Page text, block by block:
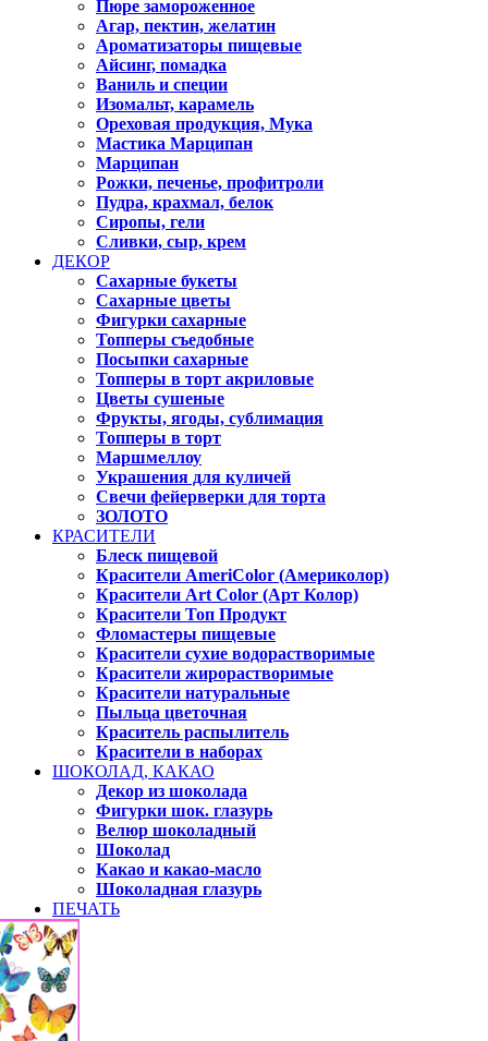
Пюре замороженное
Агар, пектин, желатин
Ароматизаторы пищевые
Айсинг, помадка
Ваниль и специи
Изомальт, карамель
Ореховая продукция, Мука
Мастика Марципан
Марципан
Рожки, печенье, профитроли
Пудра, крахмал, белок
Сиропы, гели
Сливки, сыр, крем
ДЕКОР
Сахарные букеты
Сахарные цветы
Фигурки сахарные
Топперы съедобные
Посыпки сахарные
Топперы в торт акриловые
Цветы сушеные
Фрукты, ягоды, сублимация
Топперы в торт
Маршмеллоу
Украшения для куличей
Свечи фейерверки для торта
ЗОЛОТО
КРАСИТЕЛИ
Блеск пищевой
Красители AmeriColor (Америколор)
Красители Art Color (Арт Колор)
Красители Топ Продукт
Фломастеры пищевые
Красители сухие водорастворимые
Красители жирорастворимые
Красители натуральные
Пыльца цветочная
Краситель распылитель
Красители в наборах
ШОКОЛАД, КАКАО
Декор из шоколада
Фигурки шок. глазурь
Велюр шоколадный
Шоколад
Какао и какао-масло
Шоколадная глазурь
ПЕЧАТЬ